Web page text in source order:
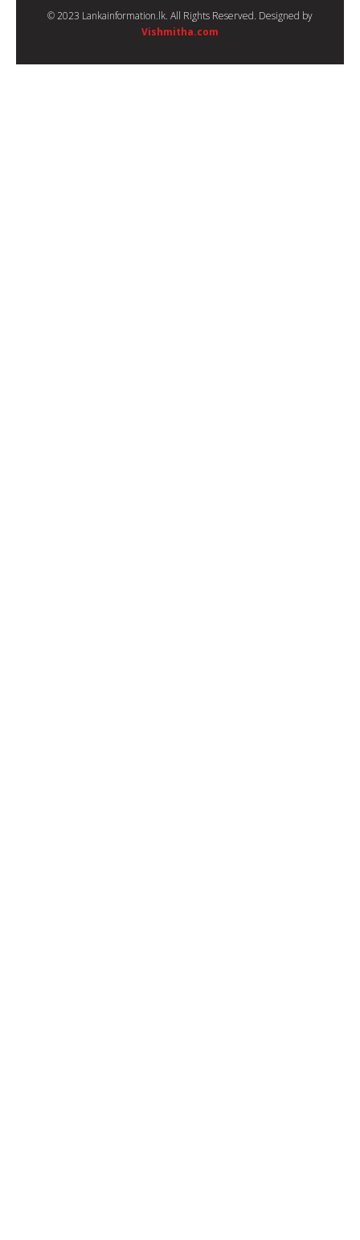
© 2023 Lankainformation.lk. All Rights Reserved. Designed by
Vishmitha.com